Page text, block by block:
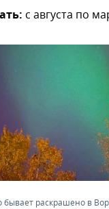
с августа по
бывает раскрашено в